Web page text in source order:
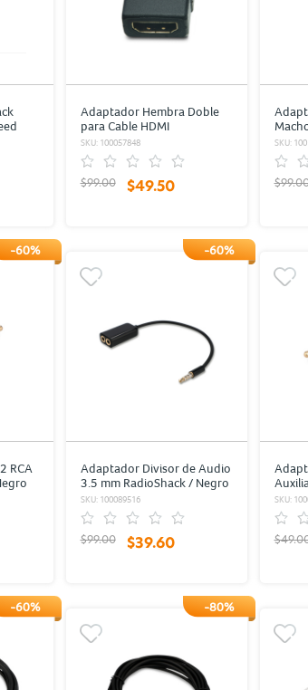
Adaptador Hembra Doble
para Cable HDMI
RadioShack Negro
SKU: 100057848
$99.00 $49.50
SKU:
-60%
RCA
-60%
Adaptador Divisor de Audio
3.5 mm RadioShack / Negro
SKU: 100089516
$99.00 $39.60
SKU:
-60% -80%